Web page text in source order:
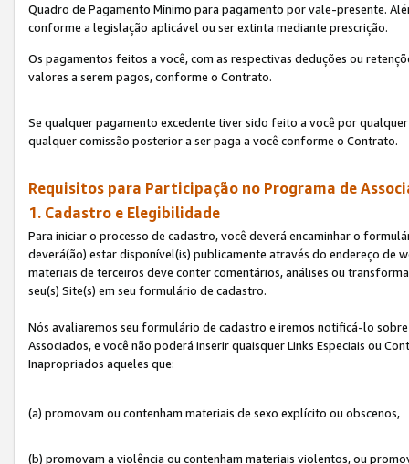
Quadro de Pagamento Mínimo para pagamento por vale-presente.
conforme a legislação aplicável ou ser extinta mediante prescrição.
Os pagamentos feitos a você, com as respectivas deduções ou
valores a serem pagos, conforme o Contrato.
Se qualquer pagamento excedente tiver sido feito a você por
qualquer comissão posterior a ser paga a você conforme o Contrato.
Requisitos para Participação no Programa de
1. Cadastro e Elegibilidade
Para iniciar o processo de cadastro, você deverá encaminhar o
deverá(ão) estar disponível(is) publicamente através do endereço
materiais de terceiros deve conter comentários, análises ou
seu(s) Site(s) em seu formulário de cadastro.
Nós avaliaremos seu formulário de cadastro e iremos notificá-lo
Associados, e você não poderá inserir quaisquer Links Especiais ou
Inapropriados aqueles que:
(a) promovam ou contenham materiais de sexo explícito ou obscenos,
(b) promovam a violência ou contenham materiais violentos, ou